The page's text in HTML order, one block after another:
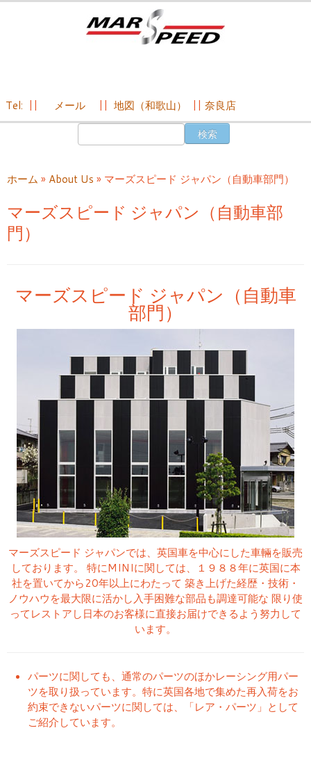
ン
へ
キ
Tel: メール 地図（和歌山） 奈良店
ホーム » About Us » マーズスピード ジャパン（自動車部門）
マーズスピード ジャパン（自動車部
門）
マーズスピード ジャパン（自動車
部門）
マーズスピード ジャパンでは、英国車を中心にした車輛を販売
しております。 特にMINIに関しては、１９８８年に英国に本
社を置いてから20年以上にわたって 築き上げた経歴・技術・
ノウハウを最大限に活かし入手困難な部品も調達可能な 限り使
ってレストアし日本のお客様に直接お届けできるよう努力して
います。
パーツに関しても、通常のパーツのほかレーシング用パー
ツを取り扱っています。特に英国各地で集めた再入荷をお
約束できないパーツに関しては、「レア・パーツ」として
ご紹介しています。